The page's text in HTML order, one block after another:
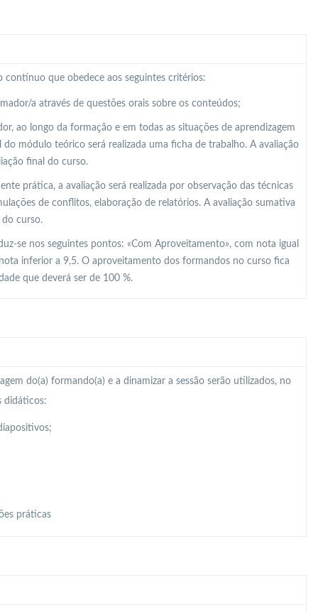
contínuo que obedece aos seguintes critérios:
a através de questões orais sobre os conteúdos;
ao longo da formação e em todas as situações de aprendizagem
módulo teórico será realizada uma ficha de trabalho. A avaliação
final do curso.
prática, a avaliação será realizada por observação das técnicas
de conflitos, elaboração de relatórios. A avaliação sumativa
do curso.
se nos seguintes pontos: «Com Aproveitamento», com nota igual
inferior a 9,5. O aproveitamento dos formandos no curso fica
que deverá ser de 100 %.
do(a) formando(a) e a dinamizar a sessão serão utilizados, no
didáticos:
práticas